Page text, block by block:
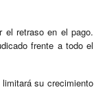
el retraso en el pago.
frente a todo el
su crecimiento